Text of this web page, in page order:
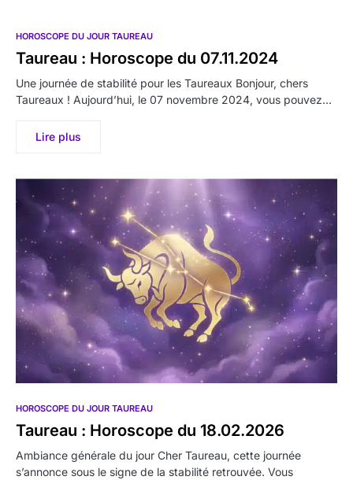
HOROSCOPE DU JOUR TAUREAU
Taureau : Horoscope du 07.11.2024
Une journée de stabilité pour les Taureaux Bonjour, chers
Taureaux ! Aujourd’hui, le 07 novembre 2024, vous pouvez…
Lire plus
HOROSCOPE DU JOUR TAUREAU
Taureau : Horoscope du 18.02.2026
Ambiance générale du jour Cher Taureau, cette journée
s’annonce sous le signe de la stabilité retrouvée. Vous